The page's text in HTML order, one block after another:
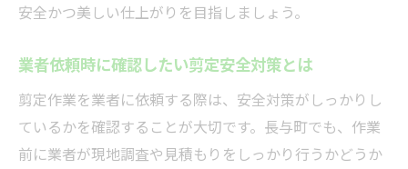
安全かつ美しい仕上がりを目指しましょう。
業者依頼時に確認したい剪定安全対策とは
剪定作業を業者に依頼する際は、安全対策がしっかりし
ているかを確認することが大切です。長与町でも、作業
前に業者が現地調査や見積もりをしっかり行うかどうか